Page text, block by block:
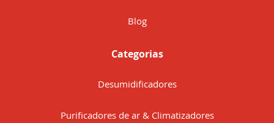
Blog
Categorias
Desumidificadores
Purificadores de ar & Climatizadores